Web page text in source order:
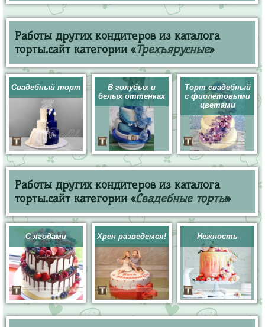
Работы других кондитеров из каталога
торты.сайт категории «Трехъярусные»
Свадебный торт
В голубых и
белых оттенках
Торт свадебный
с фиолетовыми
цветами
Работы других кондитеров из каталога
торты.сайт категории «Свадебные торты»
С ягодами Хрен разведемся! Нежность